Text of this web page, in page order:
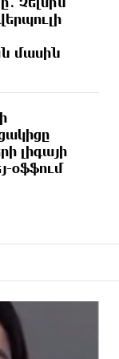
նկատմամբ
ից․ ի՞նչ են
մասին
լիգայի
օֆֆում